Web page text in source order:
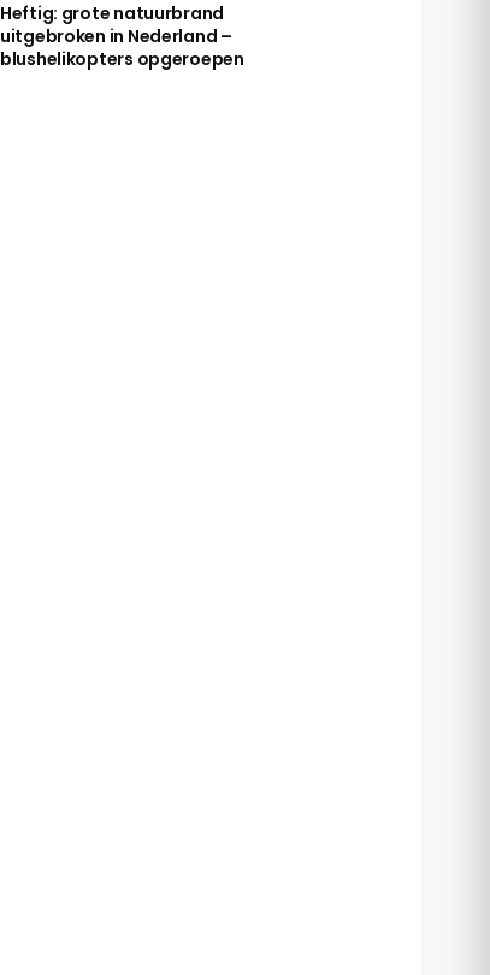
Heftig: grote natuurbrand
uitgebroken in Nederland –
blushelikopters opgeroepen